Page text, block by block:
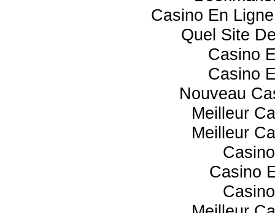
Casino En
Quel Site
Casino
Casino
Nouveau
Meilleur
Meilleur
Casino